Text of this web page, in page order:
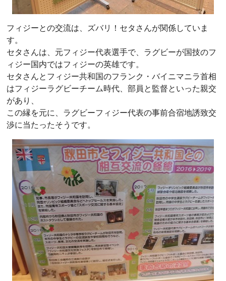
フィジーとの交流は、ズバリ！セタさんが関係していま
す。
セタさんは、元フィジー代表選手で、ラグビーが国技のフ
ィジー国内ではフィジーの英雄です。
セタさんとフィジー共和国のフランク・バイニマニラ首相
はフィジーラグビーチーム時代、部員と監督といった親交
があり、
この縁を元に、ラグビーフィジー代表の事前合宿地誘致交
渉に当たったそうです。